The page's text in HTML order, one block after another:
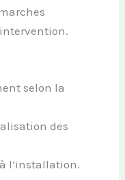
selon la
des
l’installation.